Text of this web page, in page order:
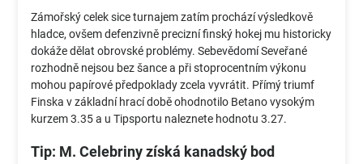
Zámořský celek sice turnajem zatím prochází výsledkově
hladce, ovšem defenzivně precizní finský hokej mu historicky
dokáže dělat obrovské problémy. Sebevědomí Seveřané
rozhodně nejsou bez šance a při stoprocentním výkonu
mohou papírové předpoklady zcela vyvrátit. Přímý triumf
Finska v základní hrací době ohodnotilo Betano vysokým
kurzem 3.35 a u Tipsportu naleznete hodnotu 3.27.
Tip: M. Celebriny získá kanadský bod